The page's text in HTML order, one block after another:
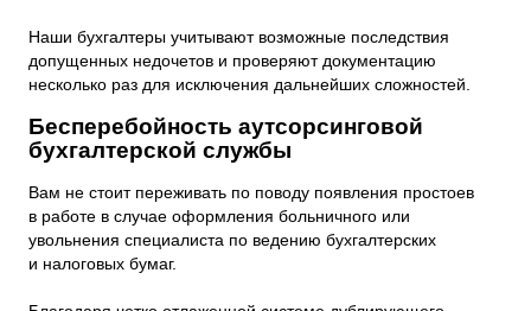
Наши бухгалтеры учитывают возможные последствия
допущенных недочетов и проверяют документацию
несколько раз для исключения дальнейших сложностей.
Бесперебойность аутсорсинговой
бухгалтерской службы
Вам не стоит переживать по поводу появления простоев
в работе в случае оформления больничного или
увольнения специалиста по ведению бухгалтерских
и налоговых бумаг.